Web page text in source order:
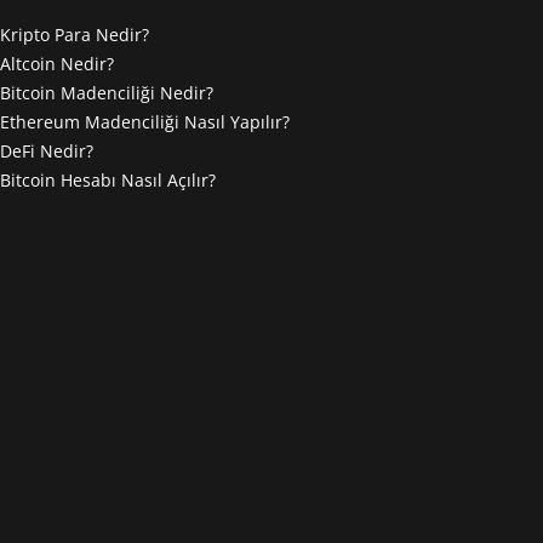
Kripto Para Nedir?
Altcoin Nedir?
Bitcoin Madenciliği Nedir?
Ethereum Madenciliği Nasıl Yapılır?
DeFi Nedir?
Bitcoin Hesabı Nasıl Açılır?